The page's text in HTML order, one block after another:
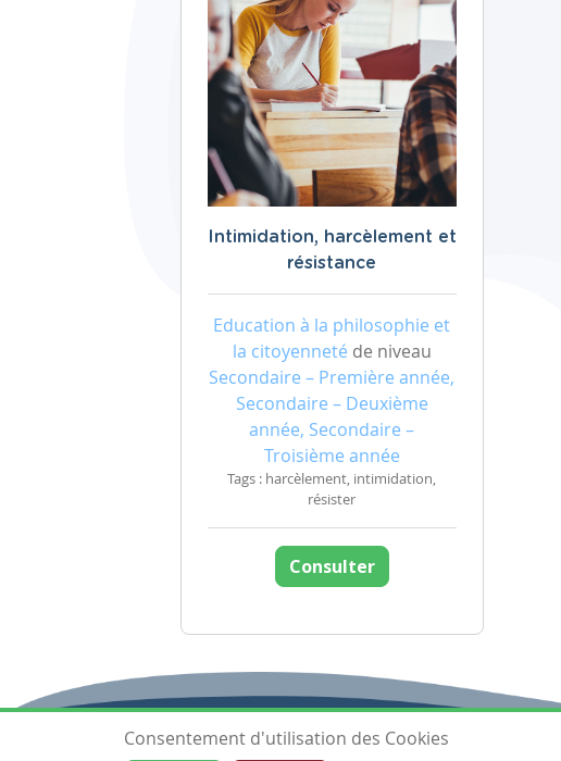
Intimidation, harcèlement et
résistance
Education à la philosophie et
la citoyenneté de niveau
Secondaire – Première année,
Secondaire – Deuxième
année, Secondaire –
Troisième année
Tags : harcèlement, intimidation,
résister
Consulter
Consentement d'utilisation des Cookies